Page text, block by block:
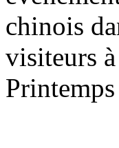
chinois
visiteurs